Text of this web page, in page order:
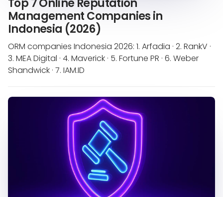
Top 7 Online Reputation
Management Companies in
Indonesia (2026)
ORM companies Indonesia 2026: 1. Arfadia · 2. RankV ·
3. MEA Digital · 4. Maverick · 5. Fortune PR · 6. Weber
Shandwick · 7. IAM.ID